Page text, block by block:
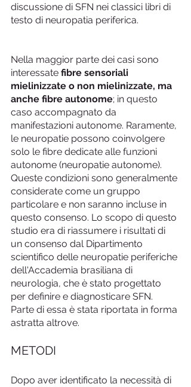
discussione di SFN nei classici libri di
testo di neuropatia periferica.
Nella maggior parte dei casi sono
interessate fibre sensoriali
mielinizzate o non mielinizzate, ma
anche fibre autonome; in questo
caso accompagnato da
manifestazioni autonome. Raramente,
le neuropatie possono coinvolgere
solo le fibre dedicate alle funzioni
autonome (neuropatie autonome).
Queste condizioni sono generalmente
considerate come un gruppo
particolare e non saranno incluse in
questo consenso. Lo scopo di questo
studio era di riassumere i risultati di
un consenso dal Dipartimento
scientifico delle neuropatie periferiche
dell'Accademia brasiliana di
neurologia, che è stato progettato
per definire e diagnosticare SFN.
Parte di essa è stata riportata in forma
astratta altrove.
METODI
Dopo aver identificato la necessità di